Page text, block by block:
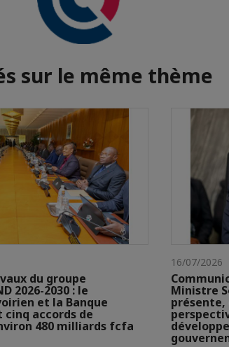
sur le même thème
du groupe
2026-2030 : le
et la Banque
accords de
480 milliards fcfa
16/07/2026
Ministre
présente,